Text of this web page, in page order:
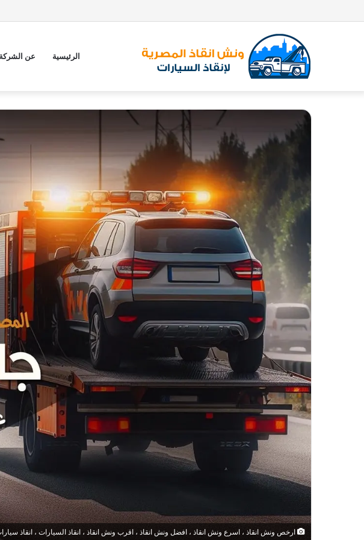
الرئيسية عن الشركة
ارخص ونش انقاذ ، اسرع ونش انقاذ ، افضل ونش انقاذ ، اقرب ونش انقاذ ، انقاذ السيارات ، انقاذ